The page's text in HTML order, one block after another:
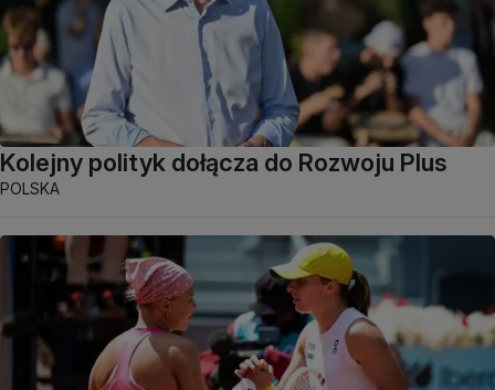
Kolejny polityk dołącza do Rozwoju Plus
POLSKA